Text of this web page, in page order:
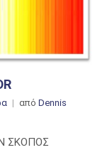
από Dennis
ΣΚΟΠΟΣ